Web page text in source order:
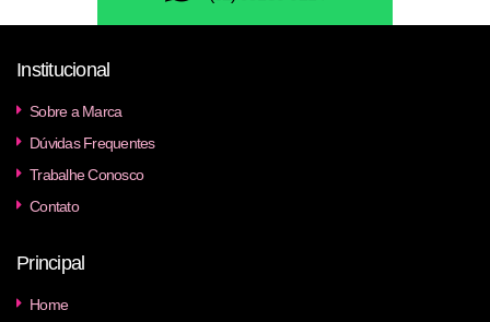
Institucional
Sobre a Marca
Dúvidas Frequentes
Trabalhe Conosco
Contato
Principal
Home